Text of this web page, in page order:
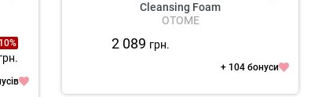
Cleansing Foam
OTOME
2 089 грн.
+ 104 бонуси